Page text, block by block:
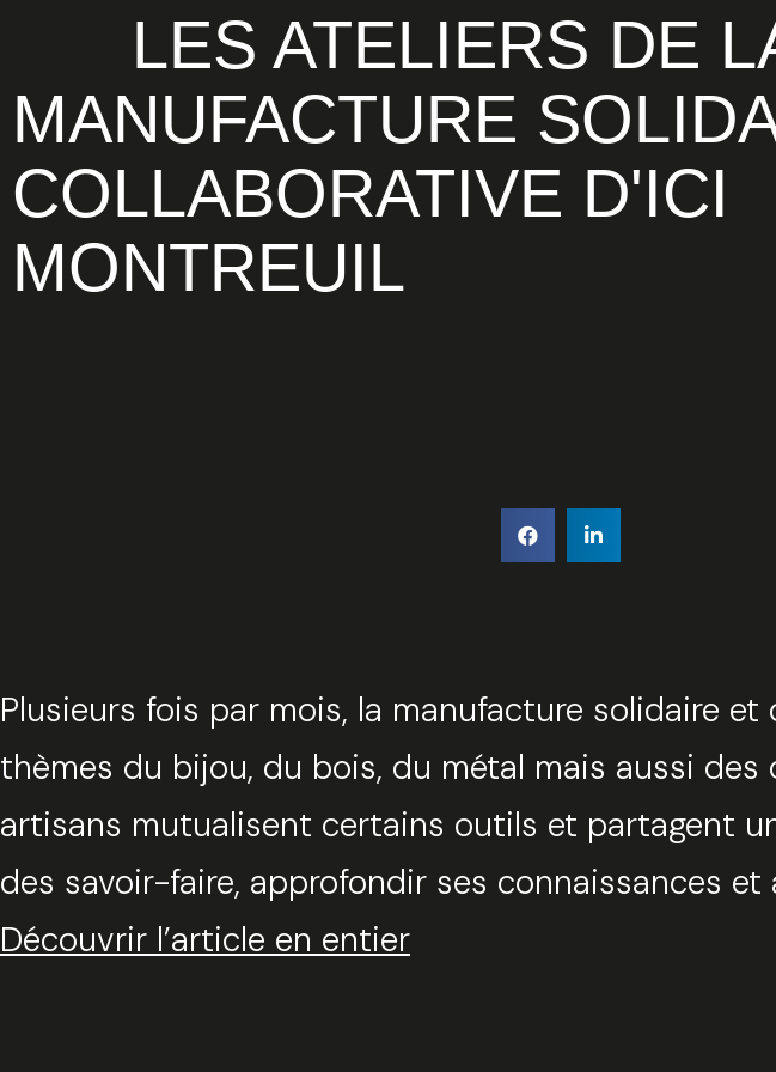
LES ATELIERS DE LA
MANUFACTURE
COLLABORATIVE D'ICI
MONTREUIL
Plusieurs fois par mois, la manufacture solidaire et
thèmes du bijou, du bois, du métal mais aussi
artisans mutualisent certains outils et partagent
des savoir-faire, approfondir ses connaissances
Découvrir l’article en entier